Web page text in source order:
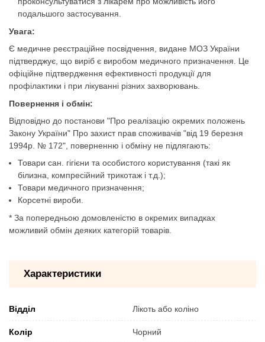
подальшого застосування.
Увага:
Є медичне реєстраційне посвідчення, видане МОЗ України
підтверджує, що виріб є виробом медичного призначення. Це
офіційне підтвердження ефективності продукції для
профілактики і при лікуванні різних захворювань.
Повернення і обмін:
Відповідно до постанови "Про реалiзацiю окремих положень
Закону України" Про захист прав споживачiв "вiд 19 березня
1994р. № 172", поверненню і обміну не підлягають:
Товари сан. гігієни та особистого користування (такі як
білизна, компресійний трикотаж і т.д.);
Товари медичного призначення;
Корсетні вироби.
* За попередньою домовленістю в окремих випадках
можливий обмін деяких категорій товарів.
Характеристики
Відділ Лікоть або коліно
Колір Чорний